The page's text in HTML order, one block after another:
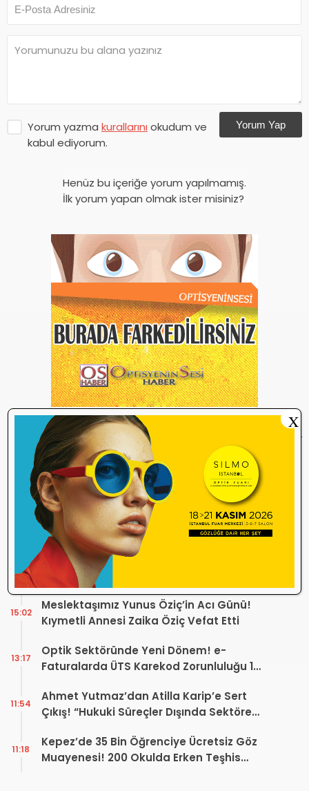
Yorum yazma kurallarını okudum ve
kabul ediyorum.
Yorum Yap
Henüz bu içeriğe yorum yapılmamış.
İlk yorum yapan olmak ister misiniz?
İlginizi Çekebilir
İzmir Ticaret Odası 32. Gözlükçüler
Grubu’ndan TEBD II DigitaliSME Dijital
Dönüşüm Projesi açıklaması
10:14
Bursa İdare Mahkemesi’nden V. Bölge
Bursa Odası Genel Kurulu Hakkında İptal
Kararı
Göz Sağlığı ve Optisyenlik Çalıştayı
Bilimsel Sonuç Raporu Yayımlandı
17:23
Meslektaşımız Yunus Öziç’in Acı Günü!
Kıymetli Annesi Zaika Öziç Vefat Etti
15:02
Optik Sektöründe Yeni Dönem! e-
Faturalarda ÜTS Karekod Zorunluluğu 1
13:17
Ahmet Yutmaz’dan Atilla Karip’e Sert
Çıkış! “Hukuki Süreçler Dışında Sektöre
11:54
Kepez’de 35 Bin Öğrenciye Ücretsiz Göz
Muayenesi! 200 Okulda Erken Teşhis
11:18
X